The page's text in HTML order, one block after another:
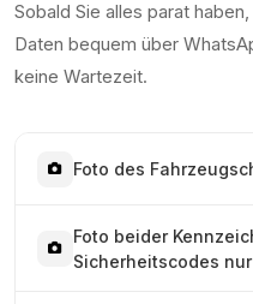
Sobald Sie alles parat
Daten bequem über
keine Wartezeit.
Foto des
Foto beider
Sicherheitscodes